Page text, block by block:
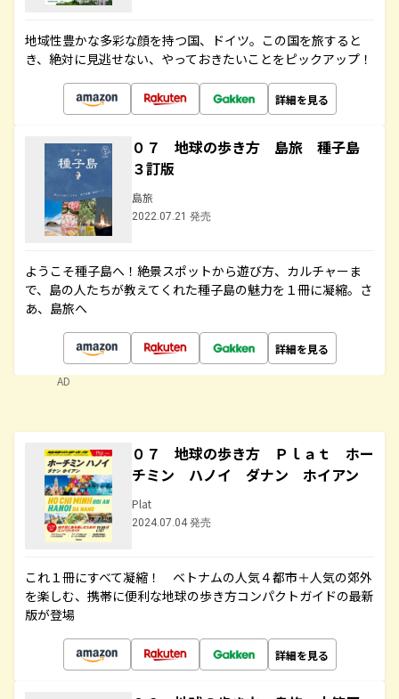
地域性豊かな多彩な顔を持つ国、ドイツ。この国を旅すると
き、絶対に見逃せない、やっておきたいことをピックアップ！
詳細を見る
０７ 地球の歩き方 島旅 種子島
３訂版
島旅
2022.07.21 発売
ようこそ種子島へ！絶景スポットから遊び方、カルチャーま
で、島の人たちが教えてくれた種子島の魅力を１冊に凝縮。さ
あ、島旅へ
詳細を見る
AD
０７ 地球の歩き方 Ｐｌａｔ ホー
チミン ハノイ ダナン ホイアン
Plat
2024.07.04 発売
これ１冊にすべて凝縮！ ベトナムの人気４都市＋人気の郊外
を楽しむ、携帯に便利な地球の歩き方コンパクトガイドの最新
版が登場
詳細を見る